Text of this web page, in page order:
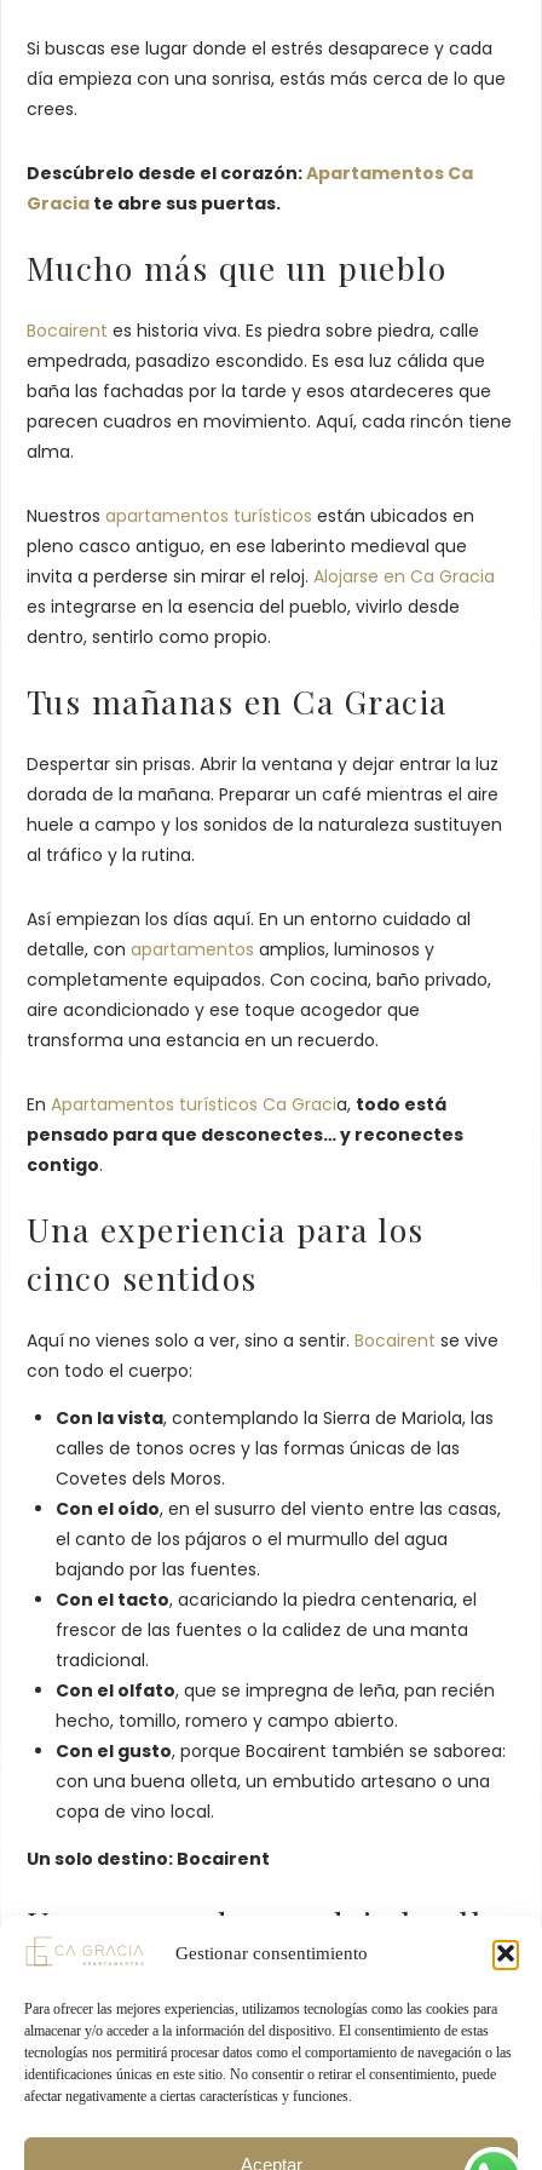
Gestionar consentimiento
Para ofrecer las mejores experiencias, utilizamos tecnologías como las cookies para
almacenar y/o acceder a la información del dispositivo. El consentimiento de estas
tecnologías nos permitirá procesar datos como el comportamiento de navegación o las
identificaciones únicas en este sitio. No consentir o retirar el consentimiento, puede
afectar negativamente a ciertas características y funciones.
Aceptar
Si buscas ese lugar donde el estrés desaparece y cada
día empieza con una sonrisa, estás más cerca de lo que
crees.
Descúbrelo desde el corazón:Apartamentos Ca
Graciate abre sus puertas.
Mucho más que un pueblo
Bocairent es historia viva. Es piedra sobre piedra, calle
empedrada, pasadizo escondido. Es esa luz cálida que
baña las fachadas por la tarde y esos atardeceres que
parecen cuadros en movimiento. Aquí, cada rincón tiene
alma.
Nuestros apartamentos turísticos están ubicados en
pleno casco antiguo, en ese laberinto medieval que
invita a perderse sin mirar el reloj. Alojarse en Ca Gracia
es integrarse en la esencia del pueblo, vivirlo desde
dentro, sentirlo como propio.
Tus mañanas en Ca Gracia
Despertar sin prisas. Abrir la ventana y dejar entrar la luz
dorada de la mañana. Preparar un café mientras el aire
huele a campo y los sonidos de la naturaleza sustituyen
al tráfico y la rutina.
Así empiezan los días aquí. En un entorno cuidado al
detalle, con apartamentos amplios, luminosos y
completamente equipados. Con cocina, baño privado,
aire acondicionado y ese toque acogedor que
transforma una estancia en un recuerdo.
En Apartamentos turísticos Ca Gracia, todo está
pensado para que desconectes… y reconectes
contigo.
Una experiencia para los
cinco sentidos
Aquí no vienes solo a ver, sino a sentir. Bocairent se vive
con todo el cuerpo:
Con la vista, contemplando la Sierra de Mariola, las
calles de tonos ocres y las formas únicas de las
Covetes dels Moros.
Con el oído, en el susurro del viento entre las casas,
el canto de los pájaros o el murmullo del agua
bajando por las fuentes.
Con el tacto, acariciando la piedra centenaria, el
frescor de las fuentes o la calidez de una manta
tradicional.
Con el olfato, que se impregna de leña, pan recién
hecho, tomillo, romero y campo abierto.
Con el gusto, porque Bocairent también se saborea:
con una buena olleta, un embutido artesano o una
copa de vino local.
Un solo destino: Bocairent
Una escapada que deja huella
Bocairenttiene planes para todos: desde rutas de
senderismo hasta visitas culturales, pasando por
gastronomía local, naturaleza y artesanía.
EnApartamentos turísticos Ca Graciaencontrarás el